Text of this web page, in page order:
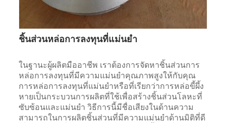
ชิ้นส่วนหล่อการลงทุนที่แม่นยำ
ในฐานะผู้ผลิตมืออาชีพ เราต้องการจัดหาชิ้นส่วนการ
หล่อการลงทุนที่มีความแม่นยำคุณภาพสูงให้กับคุณ
การหล่อการลงทุนที่แม่นยำหรือที่เรียกว่าการหล่อขี้ผึ้ง
หายเป็นกระบวนการผลิตที่ใช้เพื่อสร้างชิ้นส่วนโลหะที่
ซับซ้อนและแม่นยำ วิธีการนี้มีชื่อเสียงในด้านความ
สามารถในการผลิตชิ้นส่วนที่มีความแม่นยำด้านมิติที่ดี